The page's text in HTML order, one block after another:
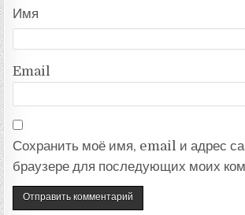
Имя
Email
Сохранить моё имя, email и адрес
браузере для последующих моих